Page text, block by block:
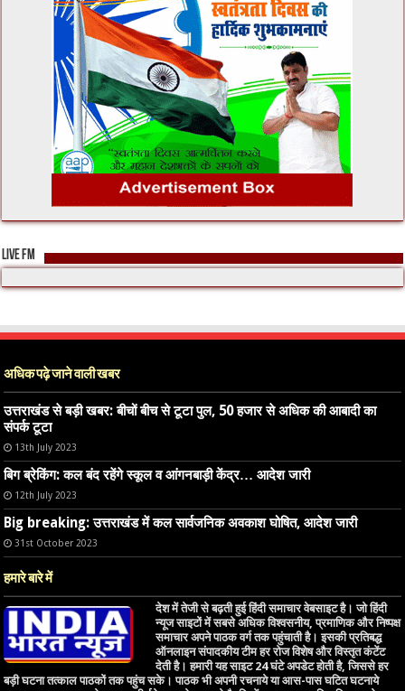
LIVE FM
अधिक पढ़े जाने वाली खबर
उत्तराखंड से बड़ी खबर: बीचों बीच से टूटा पुल, 50 हजार से अधिक की आबादी का
संपर्क टूटा
13th July 2023
बिग ब्रेकिंग: कल बंद रहेंगे स्कूल व आंगनबाड़ी केंद्र… आदेश जारी
12th July 2023
Big breaking: उत्तराखंड में कल सार्वजनिक अवकाश घोषित, आदेश जारी
31st October 2023
हमारे बारे में
देश में तेजी से बढ़ती हुई हिंदी समाचार वेबसाइट है। जो हिंदी
न्यूज साइटों में सबसे अधिक विश्वसनीय, प्रमाणिक और निष्पक्ष
समाचार अपने पाठक वर्ग तक पहुंचाती है। इसकी प्रतिबद्ध
ऑनलाइन संपादकीय टीम हर रोज विशेष और विस्तृत कंटेंट
देती है। हमारी यह साइट 24 घंटे अपडेट होती है, जिससे हर
बड़ी घटना तत्काल पाठकों तक पहुंच सके। पाठक भी अपनी रचनाये या आस-पास घटित घटनाये